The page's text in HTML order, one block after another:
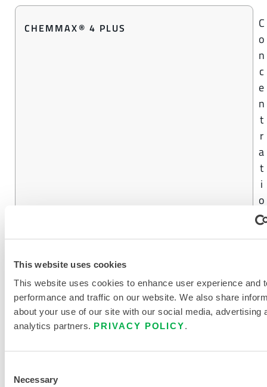
This website uses cookies
This website uses cookies to enhance user experience and
performance and traffic on our website. We also share
about your use of our site with our social media, advertising
analytics partners. PRIVACY POLICY.
Selection
Necessary
CHEMMAX® 4 PLUS
C
o
n
c
e
n
t
r
a
t
i
o
n
9
TROUVER UN AUTRE PRODUIT
CHIMIQUE